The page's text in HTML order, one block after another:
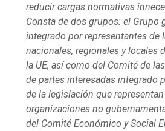
reducir cargas normativas
Consta de dos grupos: el Grupo
integrado por representantes de
nacionales, regionales y locales
la UE, así como del Comité de
de partes interesadas integrado
de la legislación que
organizaciones no
del Comité Económico y Social